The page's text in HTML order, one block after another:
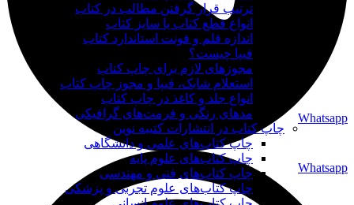
Whatsapp
Whatsapp
ترتیب قرار گرفتن مطالب در کتاب
انواع قطع کتاب یا سایز کتاب
اندازه قلم و فونت استاندارد کتاب
فیپا چیست؟
مجوزهای لازم برای چاپ کتاب
استعلام شابک، فیپا و مجوز چاپ کتاب
انواع جلد و کاغذ در چاپ کتاب
مدهای رنگی و فرمت‌های گرافیکی
چاپ کتاب در انتشارات کتیبه نوین
چاپ کتاب‌های علمی و دانشگاهی
چاپ کتاب‌های علوم پایه
چاپ کتاب‌های فنی و مهندسی
چاپ کتاب‌های علوم تجربی و پزشکی